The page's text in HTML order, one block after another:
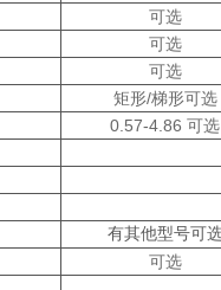
可选
可选
可选
矩形/梯形可选
0.57-4.86 可选
有其他型号可
可选